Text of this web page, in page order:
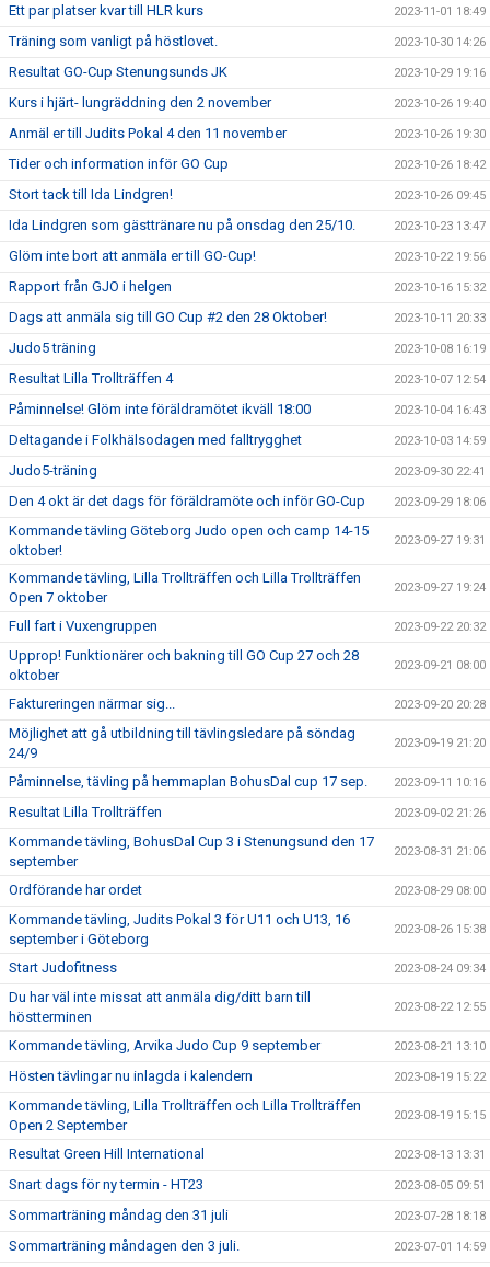
Ett par platser kvar till HLR kurs 2023-11-01 18:49
Träning som vanligt på höstlovet. 2023-10-30 14:26
Resultat GO-Cup Stenungsunds JK 2023-10-29 19:16
Kurs i hjärt- lungräddning den 2 november 2023-10-26 19:40
Anmäl er till Judits Pokal 4 den 11 november 2023-10-26 19:30
Tider och information inför GO Cup 2023-10-26 18:42
Stort tack till Ida Lindgren! 2023-10-26 09:45
Ida Lindgren som gästtränare nu på onsdag den 25/10. 2023-10-23 13:47
Glöm inte bort att anmäla er till GO-Cup! 2023-10-22 19:56
Rapport från GJO i helgen 2023-10-16 15:32
Dags att anmäla sig till GO Cup #2 den 28 Oktober! 2023-10-11 20:33
Judo5 träning 2023-10-08 16:19
Resultat Lilla Trollträffen 4 2023-10-07 12:54
Påminnelse! Glöm inte föräldramötet ikväll 18:00 2023-10-04 16:43
Deltagande i Folkhälsodagen med falltrygghet 2023-10-03 14:59
Judo5-träning 2023-09-30 22:41
Den 4 okt är det dags för föräldramöte och inför GO-Cup 2023-09-29 18:06
Kommande tävling Göteborg Judo open och camp 14-15
oktober!
2023-09-27 19:31
Kommande tävling, Lilla Trollträffen och Lilla Trollträffen
Open 7 oktober
2023-09-27 19:24
Full fart i Vuxengruppen 2023-09-22 20:32
Upprop! Funktionärer och bakning till GO Cup 27 och 28
oktober
2023-09-21 08:00
Faktureringen närmar sig... 2023-09-20 20:28
Möjlighet att gå utbildning till tävlingsledare på söndag
24/9
2023-09-19 21:20
Påminnelse, tävling på hemmaplan BohusDal cup 17 sep. 2023-09-11 10:16
Resultat Lilla Trollträffen 2023-09-02 21:26
Kommande tävling, BohusDal Cup 3 i Stenungsund den 17
september
2023-08-31 21:06
Ordförande har ordet 2023-08-29 08:00
Kommande tävling, Judits Pokal 3 för U11 och U13, 16
september i Göteborg
2023-08-26 15:38
Start Judofitness 2023-08-24 09:34
Du har väl inte missat att anmäla dig/ditt barn till
höstterminen
2023-08-22 12:55
Kommande tävling, Arvika Judo Cup 9 september 2023-08-21 13:10
Hösten tävlingar nu inlagda i kalendern 2023-08-19 15:22
Kommande tävling, Lilla Trollträffen och Lilla Trollträffen
Open 2 September
2023-08-19 15:15
Resultat Green Hill International 2023-08-13 13:31
Snart dags för ny termin - HT23 2023-08-05 09:51
Sommarträning måndag den 31 juli 2023-07-28 18:18
Sommarträning måndagen den 3 juli. 2023-07-01 14:59